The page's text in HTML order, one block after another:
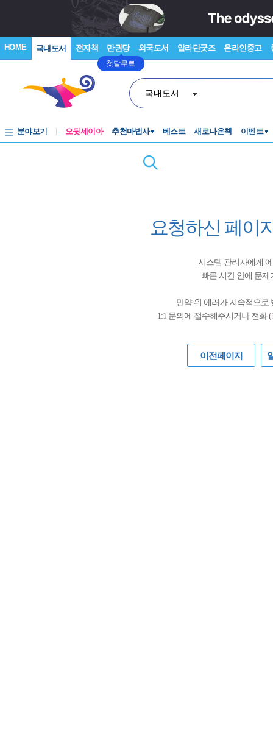
HOME 국내도서 전자책 만권당
첫달무료
외국도서 알라딘굿즈 온라인중고
국내도서
분야보기 오뒷세이아 추천마법사 베스트 새로나온책 이벤트
요청하신 페이
시스템 관리자에게
빠른 시간 안에 문
만약 위 에러가 지속적으로
1:1 문의에 접수해주시거나 전화 (
이전페이지